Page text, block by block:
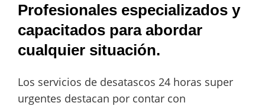
Profesionales especializados y
capacitados para abordar
cualquier situación.
Los servicios de desatascos 24 horas super
urgentes destacan por contar con